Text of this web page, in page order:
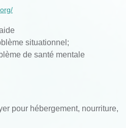
situationnel;
de santé mentale
pour hébergement, nourriture,